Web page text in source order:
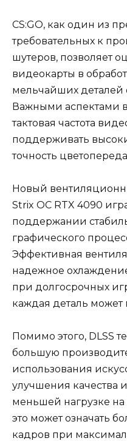
CS:GO, как один из
требовательных к
шутеров, позволяет
видеокарты в
мельчайших
Важными аспектами
тактовая частота
поддерживать
точность
Новый
Strix OC RTX 4090
поддержании
графического
Эффективная
надежное
при долгосрочных
каждая деталь может
Помимо этого, DLSS
большую
использования
улучшения качества
меньшей нагрузке на
это может означать
кадров при